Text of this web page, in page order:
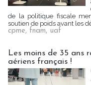
de la politique fiscale
soutien de poids avant les
cpme, fnam, uaf
Les moins de 35 ans
aériens français !